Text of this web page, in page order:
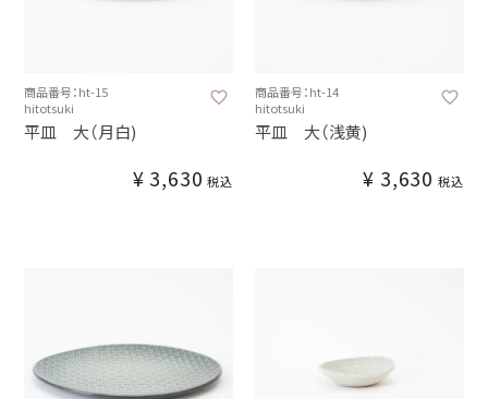
商品番号：ht-15
hitotsuki
平皿 大（月白)
¥ 3,630 税込
商品番号：ht-14
hitotsuki
平皿 大（浅黄)
¥ 3,630 税込